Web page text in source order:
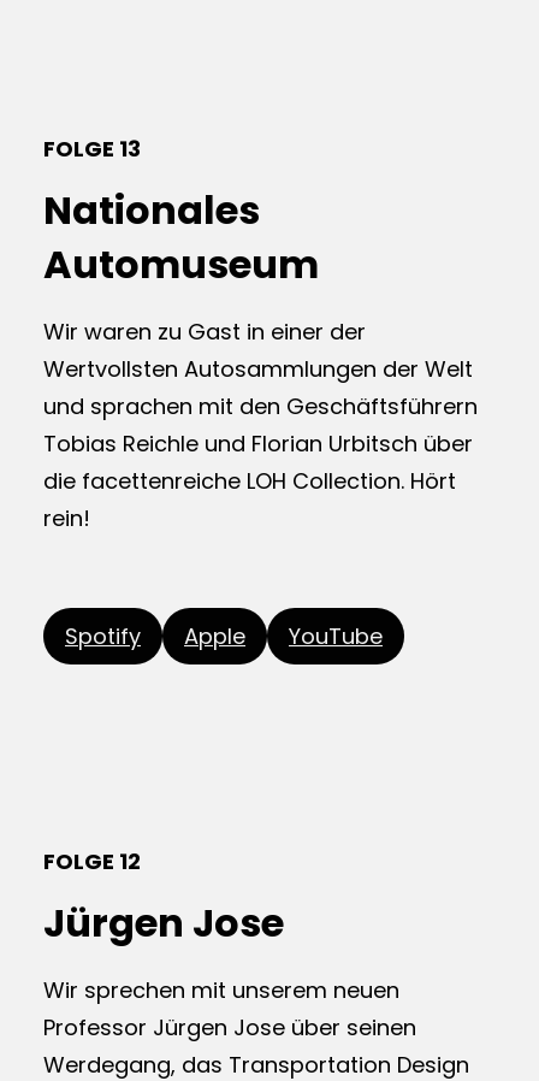
FOLGE 13
Nationales
Automuseum
Wir waren zu Gast in einer der
Wertvollsten Autosammlungen der Welt
und sprachen mit den Geschäftsführern
Tobias Reichle und Florian Urbitsch über
die facettenreiche LOH Collection. Hört
rein!
Spotify Apple YouTube
FOLGE 12
Jürgen Jose
Wir sprechen mit unserem neuen
Professor Jürgen Jose über seinen
Werdegang, das Transportation Design